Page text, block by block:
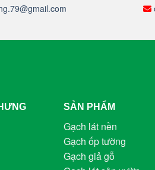
SẢN PHẨM
Gạch lát nền
Gạch ốp tường
Gạch giả gỗ